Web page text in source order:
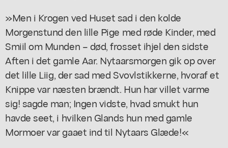
»Men i Krogen ved Huset sad i den kolde
Morgenstund den lille Pige med røde Kinder, med
Smiil om Munden – død, frosset ihjel den sidste
Aften i det gamle Aar. Nytaarsmorgen gik op over
det lille Liig, der sad med Svovlstikkerne, hvoraf et
Knippe var næsten brændt. Hun har villet varme
sig! sagde man; Ingen vidste, hvad smukt hun
havde seet, i hvilken Glands hun med gamle
Mormoer var gaaet ind til Nytaars Glæde!«